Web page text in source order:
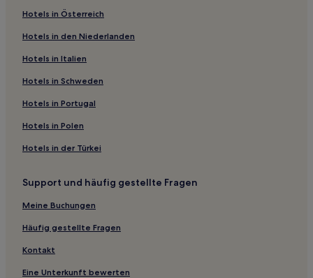
Kreis Boxing Hotels
Zibo Hotels
Huimin Hotels
Hotels nahe Panlong-Berg
Guan Hotels
Lanling Hotels
Hotels nahe Linyi Wolong-Berg-Buddhahöhle
Hotels nahe Ezhuang-Wasserfall
Jiaxiang Hotels
Hotels nahe Rizhao-Strand
Hotels nahe Bahnhof Jinan West
Hotels nahe Wulian Kreismuseum
Hotels in Österreich
Hotels in den Niederlanden
Hotels in Italien
Hotels in Schweden
Hotels in Portugal
Hotels in Polen
Hotels in der Türkei
Support und häufig gestellte Fragen
Meine Buchungen
Häufig gestellte Fragen
Kontakt
Eine Unterkunft bewerten